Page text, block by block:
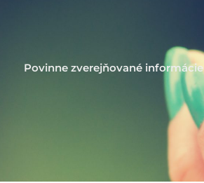
Povinne zverejňované informácie